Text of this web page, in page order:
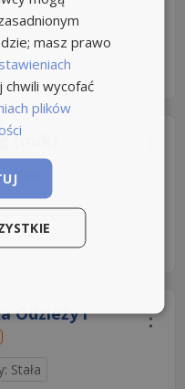
(m/k)
Stała
Odzieży i
Stała
masz prawo
chwili wycofać
plików